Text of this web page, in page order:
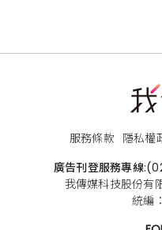
服務條款 隱私權
廣告刊登服務專線:
我傳媒科技股份有
統編